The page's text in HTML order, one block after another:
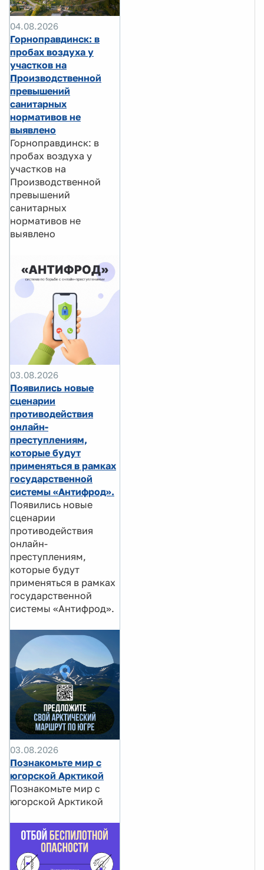
04.08.2026
Горноправдинск: в
пробах воздуха у
участков на
Производственной
превышений
санитарных
нормативов не
выявлено
Горноправдинск: в
пробах воздуха у
участков на
Производственной
превышений
санитарных
нормативов не
выявлено
03.08.2026
Появились новые
сценарии
противодействия
онлайн-
преступлениям,
которые будут
применяться в рамках
государственной
системы «Антифрод».
Появились новые
сценарии
противодействия
онлайн-
преступлениям,
которые будут
применяться в рамках
государственной
системы «Антифрод».
03.08.2026
Познакомьте мир с
югорской Арктикой
Познакомьте мир с
югорской Арктикой